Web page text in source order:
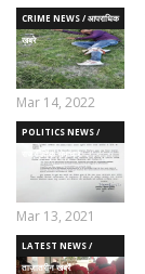
CRIME NEWS / आपराधिक
ख़बरे
Mar 14, 2022
POLITICS NEWS /
राजनीतिक समाचार
Mar 13, 2021
LATEST NEWS /
ताज़ातरीन खबरें